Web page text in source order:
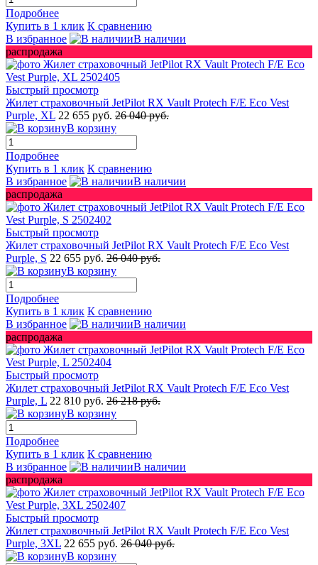
Подробнее
Купить в 1 клик К сравнению
В избранное
В наличии
распродажа
Быстрый просмотр
Жилет страховочный JetPilot RX Vault Protech F/E Eco Vest
Purple, XL 22 655 руб. 26 040 руб.
В корзину
Подробнее
Купить в 1 клик К сравнению
В избранное
В наличии
распродажа
Быстрый просмотр
Жилет страховочный JetPilot RX Vault Protech F/E Eco Vest
Purple, S 22 655 руб. 26 040 руб.
В корзину
Подробнее
Купить в 1 клик К сравнению
В избранное
В наличии
распродажа
Быстрый просмотр
Жилет страховочный JetPilot RX Vault Protech F/E Eco Vest
Purple, L 22 810 руб. 26 218 руб.
В корзину
Подробнее
Купить в 1 клик К сравнению
В избранное
В наличии
распродажа
Быстрый просмотр
Жилет страховочный JetPilot RX Vault Protech F/E Eco Vest
Purple, 3XL 22 655 руб. 26 040 руб.
В корзину